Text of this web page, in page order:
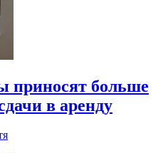
приносят больше
в аренду